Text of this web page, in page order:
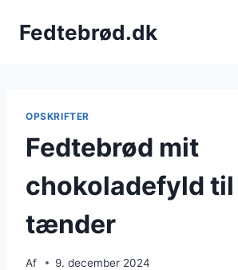
Fedtebrød.dk
OPSKRIFTER
Fedtebrød mit
chokoladefyld til
tænder
Af 9. december 2024